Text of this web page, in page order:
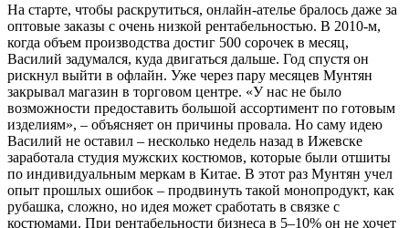
На старте, чтобы раскрутиться, онлайн-ателье бралось даже за
оптовые заказы с очень низкой рентабельностью. В 2010-м,
когда объем производства достиг 500 сорочек в месяц,
Василий задумался, куда двигаться дальше. Год спустя он
рискнул выйти в офлайн. Уже через пару месяцев Мунтян
закрывал магазин в торговом центре. «У нас не было
возможности предоставить большой ассортимент по готовым
изделиям», – объясняет он причины провала. Но саму идею
Василий не оставил – несколько недель назад в Ижевске
заработала студия мужских костюмов, которые были отшиты
по индивидуальным меркам в Китае. В этот раз Мунтян учел
опыт прошлых ошибок – продвинуть такой монопродукт, как
рубашка, сложно, но идея может сработать в связке с
костюмами. При рентабельности бизнеса в 5–10% он не хочет